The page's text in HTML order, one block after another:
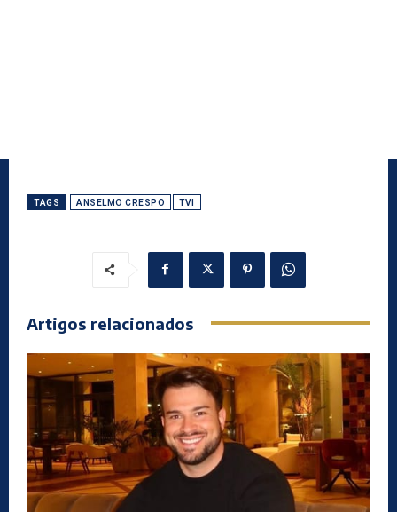
TAGS ANSELMO CRESPO TVI
Artigos relacionados